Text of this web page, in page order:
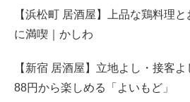
【浜松町 居酒屋】上品な鶏料理
に満喫｜かしわ
【新宿 居酒屋】立地よし・接客
88円から楽しめる「よいもど」